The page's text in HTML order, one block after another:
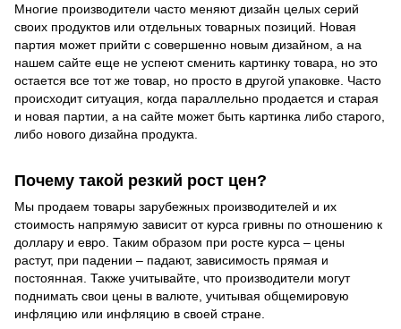
Многие производители часто меняют дизайн целых серий
своих продуктов или отдельных товарных позиций. Новая
партия может прийти с совершенно новым дизайном, а на
нашем сайте еще не успеют сменить картинку товара, но это
остается все тот же товар, но просто в другой упаковке. Часто
происходит ситуация, когда параллельно продается и старая
и новая партии, а на сайте может быть картинка либо старого,
либо нового дизайна продукта.
Почему такой резкий рост цен?
Мы продаем товары зарубежных производителей и их
стоимость напрямую зависит от курса гривны по отношению к
доллару и евро. Таким образом при росте курса – цены
растут, при падении – падают, зависимость прямая и
постоянная. Также учитывайте, что производители могут
поднимать свои цены в валюте, учитывая общемировую
инфляцию или инфляцию в своей стране.